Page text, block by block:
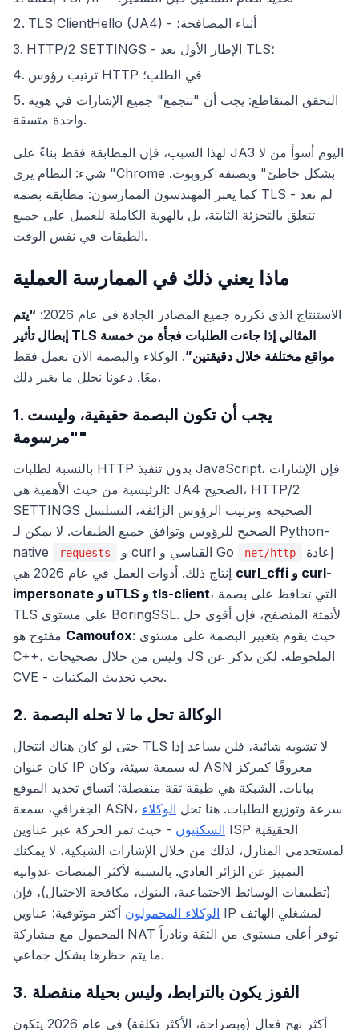
TLS ClientHello (JA4) - أثناء المصافحة؛
HTTP/2 SETTINGS - الإطار الأول بعد TLS؛
ترتيب رؤوس HTTP في الطلب؛
التحقق المتقاطع: يجب أن "تتجمع" جميع الإشارات في هوية
واحدة متسقة.
لهذا السبب، فإن المطابقة فقط بناءً على JA3 اليوم أسوأ من لا
شيء: النظام يرى "Chrome بشكل خاطئ" ويصنفه كروبوت.
كما يعبر المهندسون الممارسون: مطابقة بصمة TLS - لم تعد
تتعلق بالتجزئة الثابتة، بل بالهوية الكاملة للعميل على جميع
الطبقات في نفس الوقت.
ماذا يعني ذلك في الممارسة العملية
الاستنتاج الذي تكرره جميع المصادر الجادة في عام 2026:
“يتم
إبطال تأثير TLS المثالي إذا جاءت الطلبات فجأة من خمسة
مواقع مختلفة خلال دقيقتين”. الوكلاء والبصمة الآن تعمل فقط
معًا. دعونا نحلل ما يغير ذلك.
1. يجب أن تكون البصمة حقيقية، وليست
"مرسومة"
بالنسبة لطلبات HTTP بدون تنفيذ JavaScript، فإن الإشارات
الرئيسية من حيث الأهمية هي: JA4 الصحيح، HTTP/2
SETTINGS الصحيحة وترتيب الرؤوس الزائفة، التسلسل
الصحيح للرؤوس وتوافق جميع الطبقات. لا يمكن لـ Python-
native
requests و curl القياسي و Go net/http
curl_cffi و curl-
impersonate و uTLS و tls-client، التي تحافظ على بصمة
TLS على مستوى BoringSSL. لأتمتة المتصفح، فإن أقوى حل
Camoufox: حيث يقوم بتغيير البصمة على مستوى
C++، وليس من خلال تصحيحات JS الملحوظة. لكن تذكر عن
CVE - يجب تحديث المكتبات.
2. الوكالة تحل ما لا تحله البصمة
حتى لو كان هناك انتحال TLS لا تشوبه شائبة، فلن يساعد إذا
كان عنوان IP له سمعة سيئة، وكان ASN معروفًا كمركز
بيانات. الشبكة هي طبقة ثقة منفصلة: اتساق تحديد الموقع
الجغرافي، سمعة ASN، سرعة وتوزيع الطلبات. هنا تحل الوكلاء
السكنيون - حيث تمر الحركة عبر عناوين ISP الحقيقية
لمستخدمي المنازل، لذلك من خلال الإشارات الشبكية، لا يمكنك
التمييز عن الزائر العادي. بالنسبة لأكثر المنصات عدوانية
(تطبيقات الوسائط الاجتماعية، البنوك، مكافحة الاحتيال)، فإن
الوكلاء المحمولون أكثر موثوقية: عناوين IP لمشغلي الهاتف
المحمول مع مشاركة NAT توفر أعلى مستوى من الثقة ونادراً
ما يتم حظرها بشكل جماعي.
3. الفوز يكون بالترابط، وليس بحيلة منفصلة
أكثر نهج فعال (وبصراحة، الأكثر تكلفة) في عام 2026 يتكون